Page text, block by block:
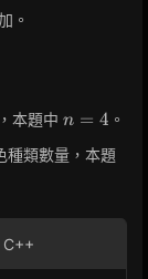
。
本題中n
4
n = 4 。
種類數量，本題
C++